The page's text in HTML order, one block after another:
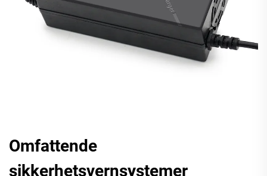
Omfattende
sikkerhetsvernsystemer